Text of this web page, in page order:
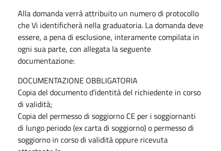
Alla domanda verrà attribuito un numero di protocollo
che Vi identificherà nella graduatoria. La domanda deve
essere, a pena di esclusione, interamente compilata in
ogni sua parte, con allegata la seguente
documentazione:
DOCUMENTAZIONE OBBLIGATORIA
Copia del documento d’identità del richiedente in corso
di validità;
Copia del permesso di soggiorno CE per i soggiornanti
di lungo periodo (ex carta di soggiorno) o permesso di
soggiorno in corso di validità oppure ricevuta